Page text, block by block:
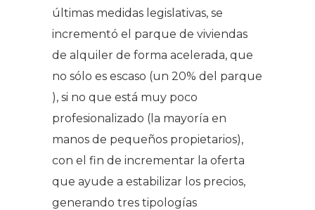
últimas medidas legislativas, se
incrementó el parque de viviendas
de alquiler de forma acelerada, que
no sólo es escaso (un 20% del parque
), si no que está muy poco
profesionalizado (la mayoría en
manos de pequeños propietarios),
con el fin de incrementar la oferta
que ayude a estabilizar los precios,
generando tres tipologías